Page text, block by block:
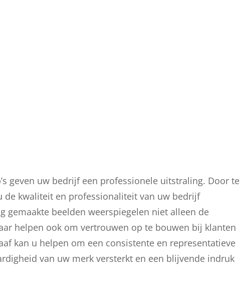
geven uw bedrijf een professionele uitstraling. Door te
kwaliteit en professionaliteit van uw bedrijf
gemaakte beelden weerspiegelen niet alleen de
helpen ook om vertrouwen op te bouwen bij klanten
kan u helpen om een consistente en representatieve
van uw merk versterkt en een blijvende indruk